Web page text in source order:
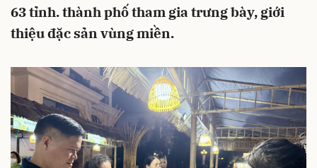
63 tỉnh. thành phố tham gia trưng bày, giới
thiệu đặc sản vùng miền.